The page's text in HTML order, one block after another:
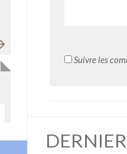
Suivre les